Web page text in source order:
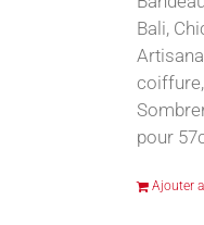
Bali,
pour
Ajouter